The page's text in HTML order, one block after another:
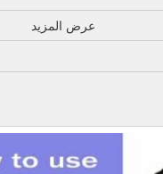
عرض المزيد